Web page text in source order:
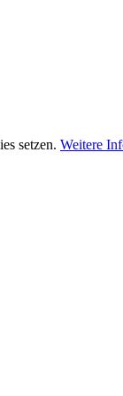
setzen. Weitere